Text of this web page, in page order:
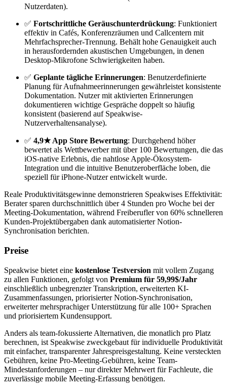
Nutzerdaten).
✅ Fortschrittliche Geräuschunterdrückung: Funktioniert
effektiv in Cafés, Konferenzräumen und Callcentern mit
Mehrfachsprecher-Trennung. Behält hohe Genauigkeit auch
in herausfordernden akustischen Umgebungen, in denen
Desktop-Mikrofone Schwierigkeiten haben.
✅ Geplante tägliche Erinnerungen: Benutzerdefinierte
Planung für Aufnahmeerinnerungen gewährleistet konsistente
Dokumentation. Nutzer mit aktivierten Erinnerungen
dokumentieren wichtige Gespräche doppelt so häufig
konsistent (basierend auf Speakwise-
Nutzerverhaltensanalyse).
✅ 4,9★ App Store Bewertung: Durchgehend höher
bewertet als Wettbewerber mit über 100 Bewertungen, die das
iOS-native Erlebnis, die nahtlose Apple-Ökosystem-
Integration und die intuitive Benutzeroberfläche loben, die
speziell für iPhone-Nutzer entwickelt wurde.
Reale Produktivitätsgewinne demonstrieren Speakwises Effektivität:
Berater sparen durchschnittlich über 4 Stunden pro Woche bei der
Meeting-Dokumentation, während Freiberufler von 60% schnelleren
Kunden-Projektübergaben dank automatisierter Notion-
Synchronisation berichten.
Preise
Speakwise bietet eine kostenlose Testversion mit vollem Zugang
zu allen Funktionen, gefolgt von Premium für 59,99$/Jahr
einschließlich unbegrenzter Transkription, erweiterten KI-
Zusammenfassungen, priorisierter Notion-Synchronisation,
erweiterter mehrsprachiger Unterstützung für alle 100+ Sprachen
und priorisiertem Kundensupport.
Anders als team-fokussierte Alternativen, die monatlich pro Platz
berechnen, ist Speakwise zweckgebaut für individuelle Produktivität
mit einfacher, transparenter Jahrespreisgestaltung. Keine versteckten
Gebühren, keine Pro-Meeting-Gebühren, keine Team-
Mindestanforderungen – nur direkter Mehrwert für Fachleute, die
zuverlässige mobile Meeting-Erfassung benötigen.